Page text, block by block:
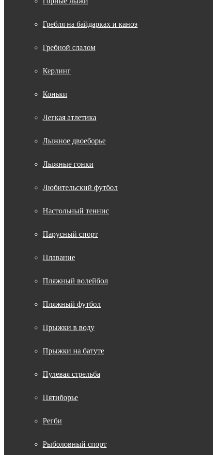
Гребля на байдарках и каноэ
Гребной слалом
Керлинг
Коньки
Легкая атлетика
Лыжное двоеборье
Лыжные гонки
Любительский футбол
Настольный теннис
Парусный спорт
Плавание
Пляжный волейбол
Пляжный футбол
Прыжки в воду
Прыжки на батуте
Пулевая стрельба
Пятиборье
Регби
Рыболовный спорт